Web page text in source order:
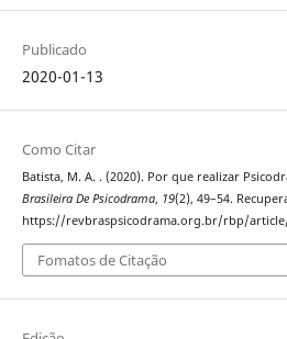
Publicado
2020-01-13
Como Citar
Batista, M. A. . (2020). Por que realizar
Brasileira De Psicodrama, 19(2), 49–54.
https://revbraspsicodrama.org.br/rbp/
Fomatos de Citação